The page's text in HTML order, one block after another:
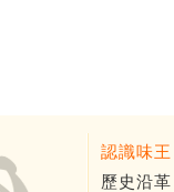
認識味王
歷史沿革